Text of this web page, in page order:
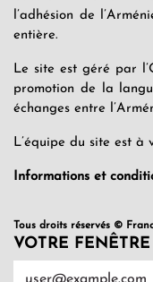
l’adhésion de
entière.
Le site est géré par
promotion de la
échanges entre
L’équipe du site est à
Informations et
Tous droits réservés ©
VOTRE